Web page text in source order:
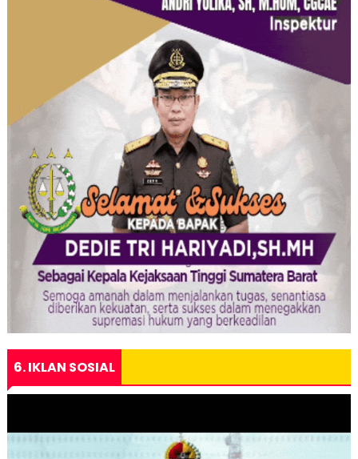
6. IKLAN SOSIAL